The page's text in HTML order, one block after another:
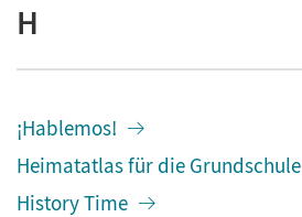
H
¡Hablemos!
Heimatatlas für die Grundschule
History Time